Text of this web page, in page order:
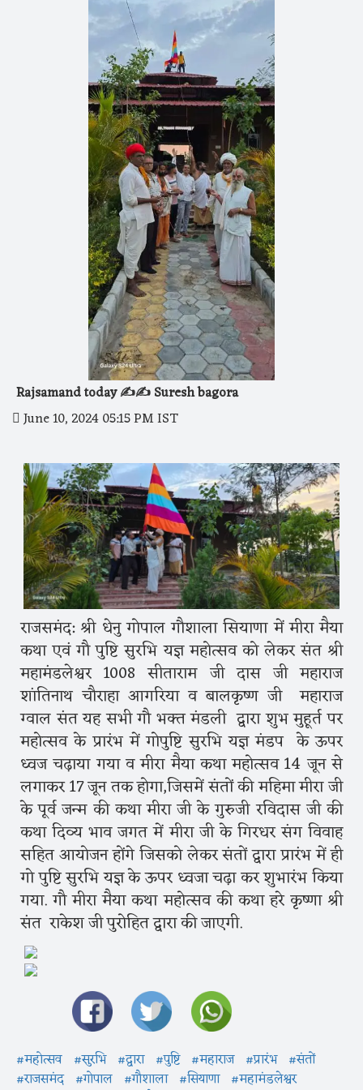
Rajsamand today ✍️✍️ Suresh bagora
June 10, 2024 05:15 PM IST
राजसमंद: श्री धेनु गोपाल गौशाला सियाणा में मीरा मैया
कथा एवं गौ पुष्टि सुरभि यज्ञ महोत्सव को लेकर संत श्री
महामंडलेश्वर 1008 सीताराम जी दास जी महाराज
शांतिनाथ चौराहा आगरिया व बालकृष्ण जी महाराज
ग्वाल संत यह सभी गौ भक्त मंडली द्वारा शुभ मुहूर्त पर
महोत्सव के प्रारंभ में गोपुष्टि सुरभि यज्ञ मंडप के ऊपर
ध्वज चढ़ाया गया व मीरा मैया कथा महोत्सव 14 जून से
लगाकर 17 जून तक होगा,जिसमें संतों की महिमा मीरा जी
के पूर्व जन्म की कथा मीरा जी के गुरुजी रविदास जी की
कथा दिव्य भाव जगत में मीरा जी के गिरधर संग विवाह
सहित आयोजन होंगे जिसको लेकर संतों द्वारा प्रारंभ में ही
गो पुष्टि सुरभि यज्ञ के ऊपर ध्वजा चढ़ा कर शुभारंभ किया
गया. गौ मीरा मैया कथा महोत्सव की कथा हरे कृष्णा श्री
संत राकेश जी पुरोहित द्वारा की जाएगी.
#महोत्सव #सुरभि #द्वारा #पुष्टि #महाराज #प्रारंभ #संतों
#राजसमंद #गोपाल #गौशाला #सियाणा #महामंडलेश्वर